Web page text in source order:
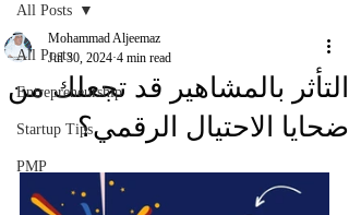
All Posts
Entrepreneurship
Startup Tips
PMP
All Posts
التأثر بالمشاهير قد تجعلك من
ضحايا الاحتيال الرقمي؟
Mohammad Aljeemaz
Jul 30, 2024 4 min read